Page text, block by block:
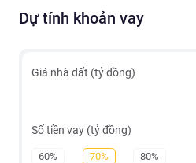
Dự tính khoản vay
Giá nhà đất (tỷ đồng)
Số tiền vay (tỷ đồng)
60% 70% 80%